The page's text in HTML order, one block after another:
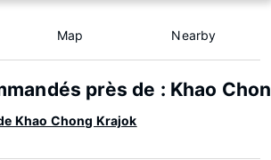
Map Nearby
près de : Khao
Khao Chong Krajok